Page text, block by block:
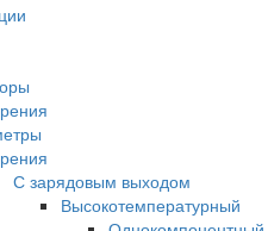
С зарядовым выходом
Высокотемпературный